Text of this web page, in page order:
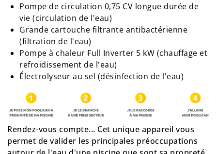
Pompe de circulation 0,75 CV longue durée de
vie (circulation de l'eau)
Grande cartouche filtrante antibactérienne
(filtration de l'eau)
Pompe à chaleur Full Inverter 5 kW (chauffage et
refroidissement de l'eau)
Électrolyseur au sel (désinfection de l'eau)
Rendez-vous compte... Cet unique appareil vous
permet de valider les principales préoccupations